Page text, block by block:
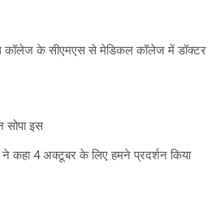
कॉलेज के सीएमएस से मेडिकल कॉलेज में डॉक्टर
सोपा इस
कहा 4 अक्टूबर के लिए हमने प्रदर्शन किया